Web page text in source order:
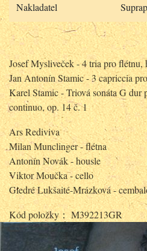
Nakladatel
Josef Mysliveček - 4 tria pro flétnu,
Jan Antonín Stamic - 3 capriccia
Karel Stamic - Triová sonáta G dur
continuo, op. 14 č. 1
Ars Rediviva
Milan Munclinger - flétna
Antonín Novák - housle
Viktor Moučka - cello
Giedré Lukšaité-Mrázková -
Kód položky： M392213GR